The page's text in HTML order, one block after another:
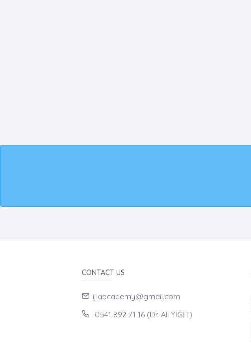
CONTACT US
ijlaacademy@gmail.com
0541 892 71 16 (Dr. Ali YİĞİT)